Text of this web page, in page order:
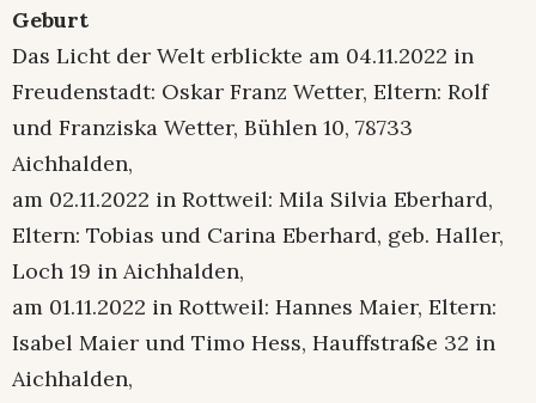
Geburt
Das Licht der Welt erblickte am 04.11.2022 in
Freudenstadt: Oskar Franz Wetter, Eltern: Rolf
und Franziska Wetter, Bühlen 10, 78733
Aichhalden,
am 02.11.2022 in Rottweil: Mila Silvia Eberhard,
Eltern: Tobias und Carina Eberhard, geb. Haller,
Loch 19 in Aichhalden,
am 01.11.2022 in Rottweil: Hannes Maier, Eltern:
Isabel Maier und Timo Hess, Hauffstraße 32 in
Aichhalden,